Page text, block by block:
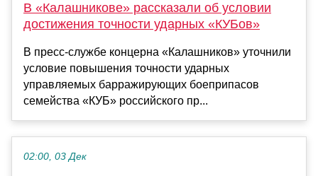
В «Калашникове» рассказали об условии
достижения точности ударных «КУБов»
В пресс-службе концерна «Калашников» уточнили
условие повышения точности ударных
управляемых барражирующих боеприпасов
семейства «КУБ» российского пр...
02:00, 03 Дек